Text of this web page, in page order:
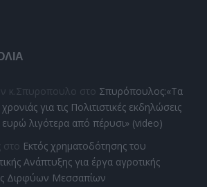
κ.Σπυροπουλο στο Σπυρόπουλος:«Τα
για τις Πολιτιστικές εκδηλώσεις
ευρώ λιγότερα από πέρυσι» (video)
στο Εκτός χρηματοδότησης του
Ανάπτυξης για έργα αγροτικής
Διρφύων Μεσσαπίων